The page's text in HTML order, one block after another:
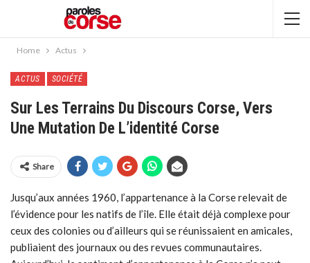
Home Actus
ACTUS SOCIÉTÉ
Sur Les Terrains Du Discours Corse, Vers
Une Mutation De L’identité Corse
Share
Jusqu’aux années 1960, l’appartenance à la Corse relevait de
l’évidence pour les natifs de l’île. Elle était déjà complexe pour
ceux des colonies ou d’ailleurs qui se réunissaient en amicales,
publiaient des journaux ou des revues communautaires.